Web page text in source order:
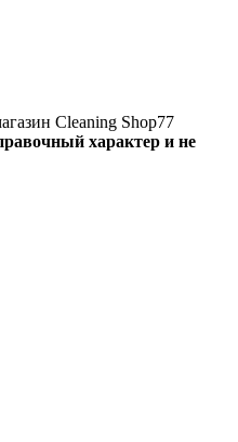
Cleaning Shop77
характер и не